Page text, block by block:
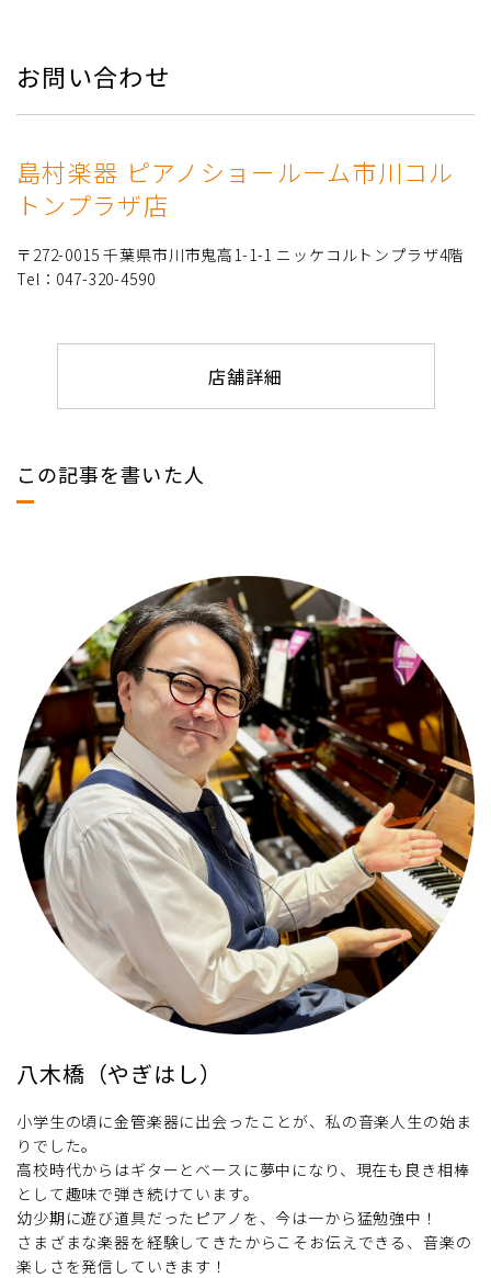
お問い合わせ
島村楽器 ピアノショールーム市川コル
トンプラザ店
〒272-0015 千葉県市川市鬼高1-1-1 ニッケコルトンプラザ4階
Tel：047-320-4590
店舗詳細
この記事を書いた人
八木橋（やぎはし）
小学生の頃に金管楽器に出会ったことが、私の音楽人生の始ま
りでした。
高校時代からはギターとベースに夢中になり、現在も良き相棒
として趣味で弾き続けています。
幼少期に遊び道具だったピアノを、今は一から猛勉強中！
さまざまな楽器を経験してきたからこそお伝えできる、音楽の
楽しさを発信していきます！